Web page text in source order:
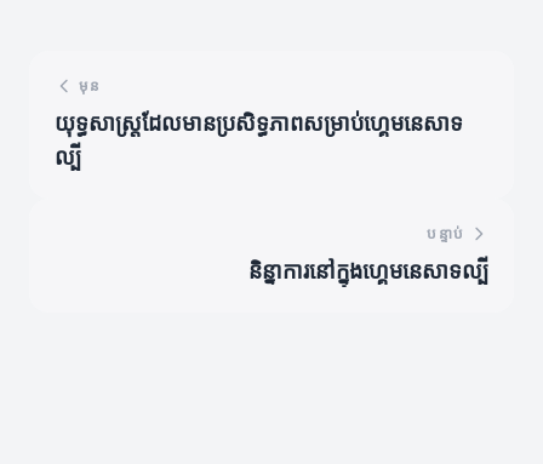
មុន
យុទ្ធសាស្ត្រដែលមានប្រសិទ្ធភាពសម្រាប់ហ្គេមនេសាទ
ល្បី
បន្ទាប់
និន្នាការនៅក្នុងហ្គេមនេសាទល្បី